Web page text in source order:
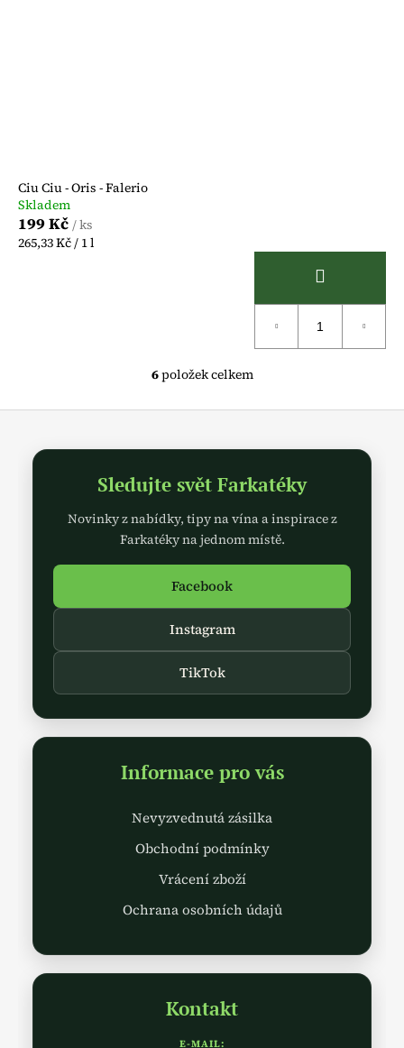
Ciu Ciu - Oris - Falerio
Skladem
199 Kč / ks
Měrná
265,33 Kč / 1 l
O
a
í
p
r
v
y
v
p
i
s
u
6položek celkem
Sledujte svět Farkatéky
Novinky z nabídky, tipy na vína a inspirace z
Farkatéky na jednom místě.
Facebook
Instagram
TikTok
Informace pro vás
Nevyzvednutá zásilka
Obchodní podmínky
Vrácení zboží
Ochrana osobních údajů
Kontakt
E-MAIL: